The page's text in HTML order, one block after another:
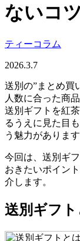
ないコ
ティーコラム
2026.3.7
送別の”まとめ買
人数に合った商
送別ギフトを紅
るうえに見た目
う魅力があります
今回は、送別ギ
おきたいポイン
介します。
送別ギフト